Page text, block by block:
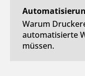
Warum
automatisierte
müssen.